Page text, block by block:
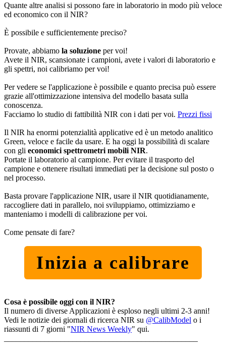
Quante altre analisi si possono fare in laboratorio in modo più veloce
ed economico con il NIR?
È possibile e sufficientemente preciso?
Provate, abbiamo la soluzione per voi!
Avete il NIR, scansionate i campioni, avete i valori di laboratorio e
gli spettri, noi calibriamo per voi!
Per vedere se l'applicazione è possibile e quanto precisa può essere
grazie all'ottimizzazione intensiva del modello basata sulla
conoscenza.
Facciamo lo studio di fattibilità NIR con i dati per voi. Prezzi fissi
Il NIR ha enormi potenzialità applicative ed è un metodo analitico
Green, veloce e facile da usare. E ha oggi la possibilità di scalare
con gli economici spettrometri mobili NIR.
Portate il laboratorio al campione. Per evitare il trasporto del
campione e ottenere risultati immediati per la decisione sul posto o
nel processo.
Basta provare l'applicazione NIR, usare il NIR quotidianamente,
raccogliere dati in parallelo, noi sviluppiamo, ottimizziamo e
manteniamo i modelli di calibrazione per voi.
Come pensate di fare?
Inizia a calibrare
Cosa è possibile oggi con il NIR?
Il numero di diverse Applicazioni è esploso negli ultimi 2-3 anni!
Vedi le notizie dei giornali di ricerca NIR su @CalibModel o i
riassunti di 7 giorni "NIR News Weekly" qui.